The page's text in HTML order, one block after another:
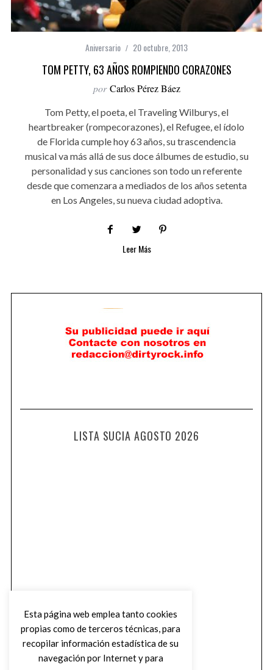
Aniversario 20 octubre, 2013
TOM PETTY, 63 AÑOS ROMPIENDO CORAZONES
por Carlos Pérez Báez
Tom Petty, el poeta, el Traveling Wilburys, el
heartbreaker (rompecorazones), el Refugee, el ídolo
de Florida cumple hoy 63 años, su trascendencia
musical va más allá de sus doce álbumes de estudio, su
personalidad y sus canciones son todo un referente
desde que comenzara a mediados de los años setenta
en Los Angeles, su nueva ciudad adoptiva.
Leer Más
LISTA SUCIA AGOSTO 2026
Esta página web emplea tanto cookies
propias como de terceros técnicas, para
recopilar información estadística de su
navegación por Internet y para